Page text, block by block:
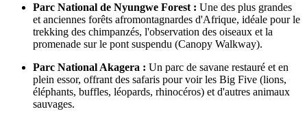
Parc National de Nyungwe Forest : Une des plus grandes
et anciennes forêts afromontagnardes d'Afrique, idéale pour le
trekking des chimpanzés, l'observation des oiseaux et la
promenade sur le pont suspendu (Canopy Walkway).
Parc National Akagera : Un parc de savane restauré et en
plein essor, offrant des safaris pour voir les Big Five (lions,
éléphants, buffles, léopards, rhinocéros) et d'autres animaux
sauvages.